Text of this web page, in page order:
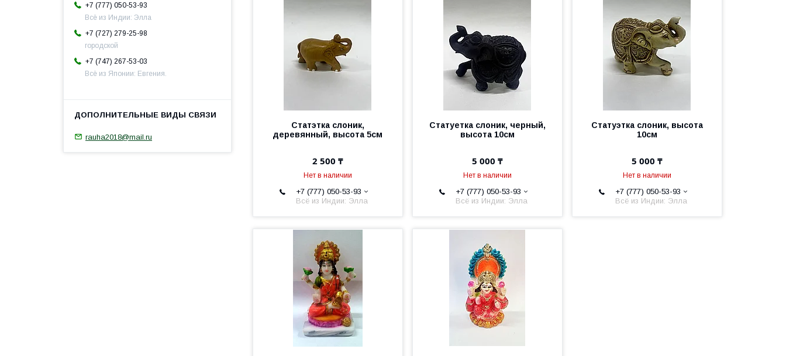
Статэтка слоник,
деревянный, высота 5см
2 500 ₸
Нет в наличии
+7 (777) 050-53-93
Всё из Индии: Элла
Статуетка слоник, черный,
высота 10см
5 000 ₸
Нет в наличии
+7 (777) 050-53-93
Всё из Индии: Элла
Статуэтка слоник, высота
10см
5 000 ₸
Нет в наличии
+7 (777) 050-53-93
Всё из Индии: Элла
+7 (777) 050-53-93
Всё из Индии: Элла
+7 (727) 279-25-98
городской
+7 (747) 267-53-03
Всё из Японии: Евгения.
rauha2018@mail.ru